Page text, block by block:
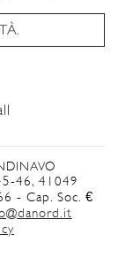
46, 41049
- Cap. Soc. €